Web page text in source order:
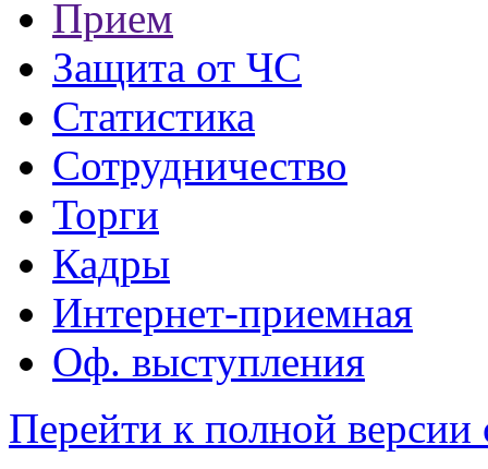
Прием
Защита от ЧС
Статистика
Сотрудничество
Торги
Кадры
Интернет-приемная
Оф. выступления
Перейти к полной версии